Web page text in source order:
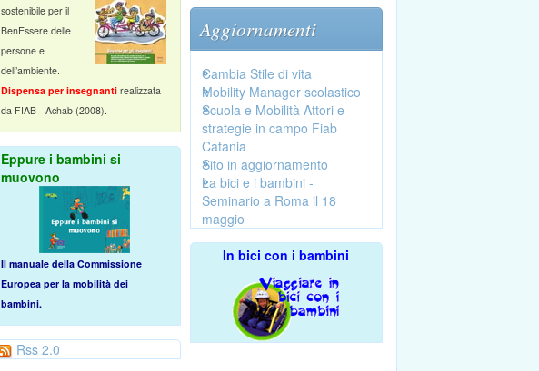
Aggiornamenti
Cambia Stile di vita
Mobility Manager scolastico
Scuola e Mobilità Attori e
strategie in campo Fiab
Catania
Sito in aggiornamento
La bici e i bambini -
Seminario a Roma il 18
maggio
In bici con i bambini
sostenibile per il
BenEssere delle
persone e
dell’ambiente.
Dispensa per insegnantirealizzata
da FIAB - Achab (2008).
Eppure i bambini si
muovono
Il manuale della Commissione
Europea per la mobilità dei
bambini.
Rss 2.0